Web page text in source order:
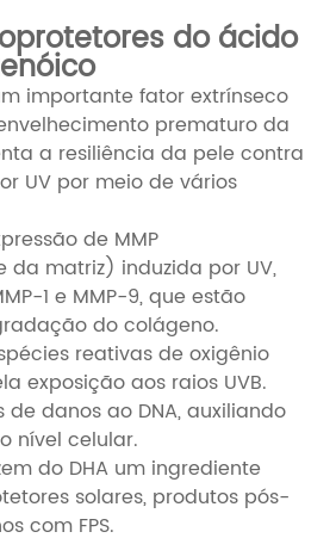
do ácido
importante fator extrínseco
prematuro da
a resiliência da pele contra
UV por meio de vários
de MMP
da matriz) induzida por UV,
1 e MMP-9, que estão
do colágeno.
reativas de oxigênio
exposição aos raios UVB.
danos ao DNA, auxiliando
nível celular.
do DHA um ingrediente
solares, produtos pós-
com FPS.